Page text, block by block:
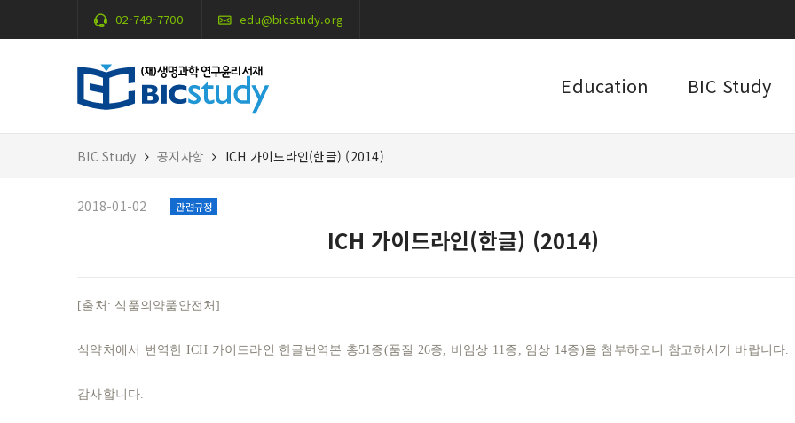
02-749-7700 edu@bicstudy.org
Education BIC Study
BIC Study 공지사항 ICH 가이드라인(한글) (2014)
2018-01-02 관련규정
ICH 가이드라인(한글) (2014)
[출처: 식품의약품안전처]
식약처에서 번역한 ICH 가이드라인 한글번역본 총51종(품질 26종, 비임상 11종, 임상 14종)을 첨부하오니 참고하시기 바랍니다.
감사합니다.